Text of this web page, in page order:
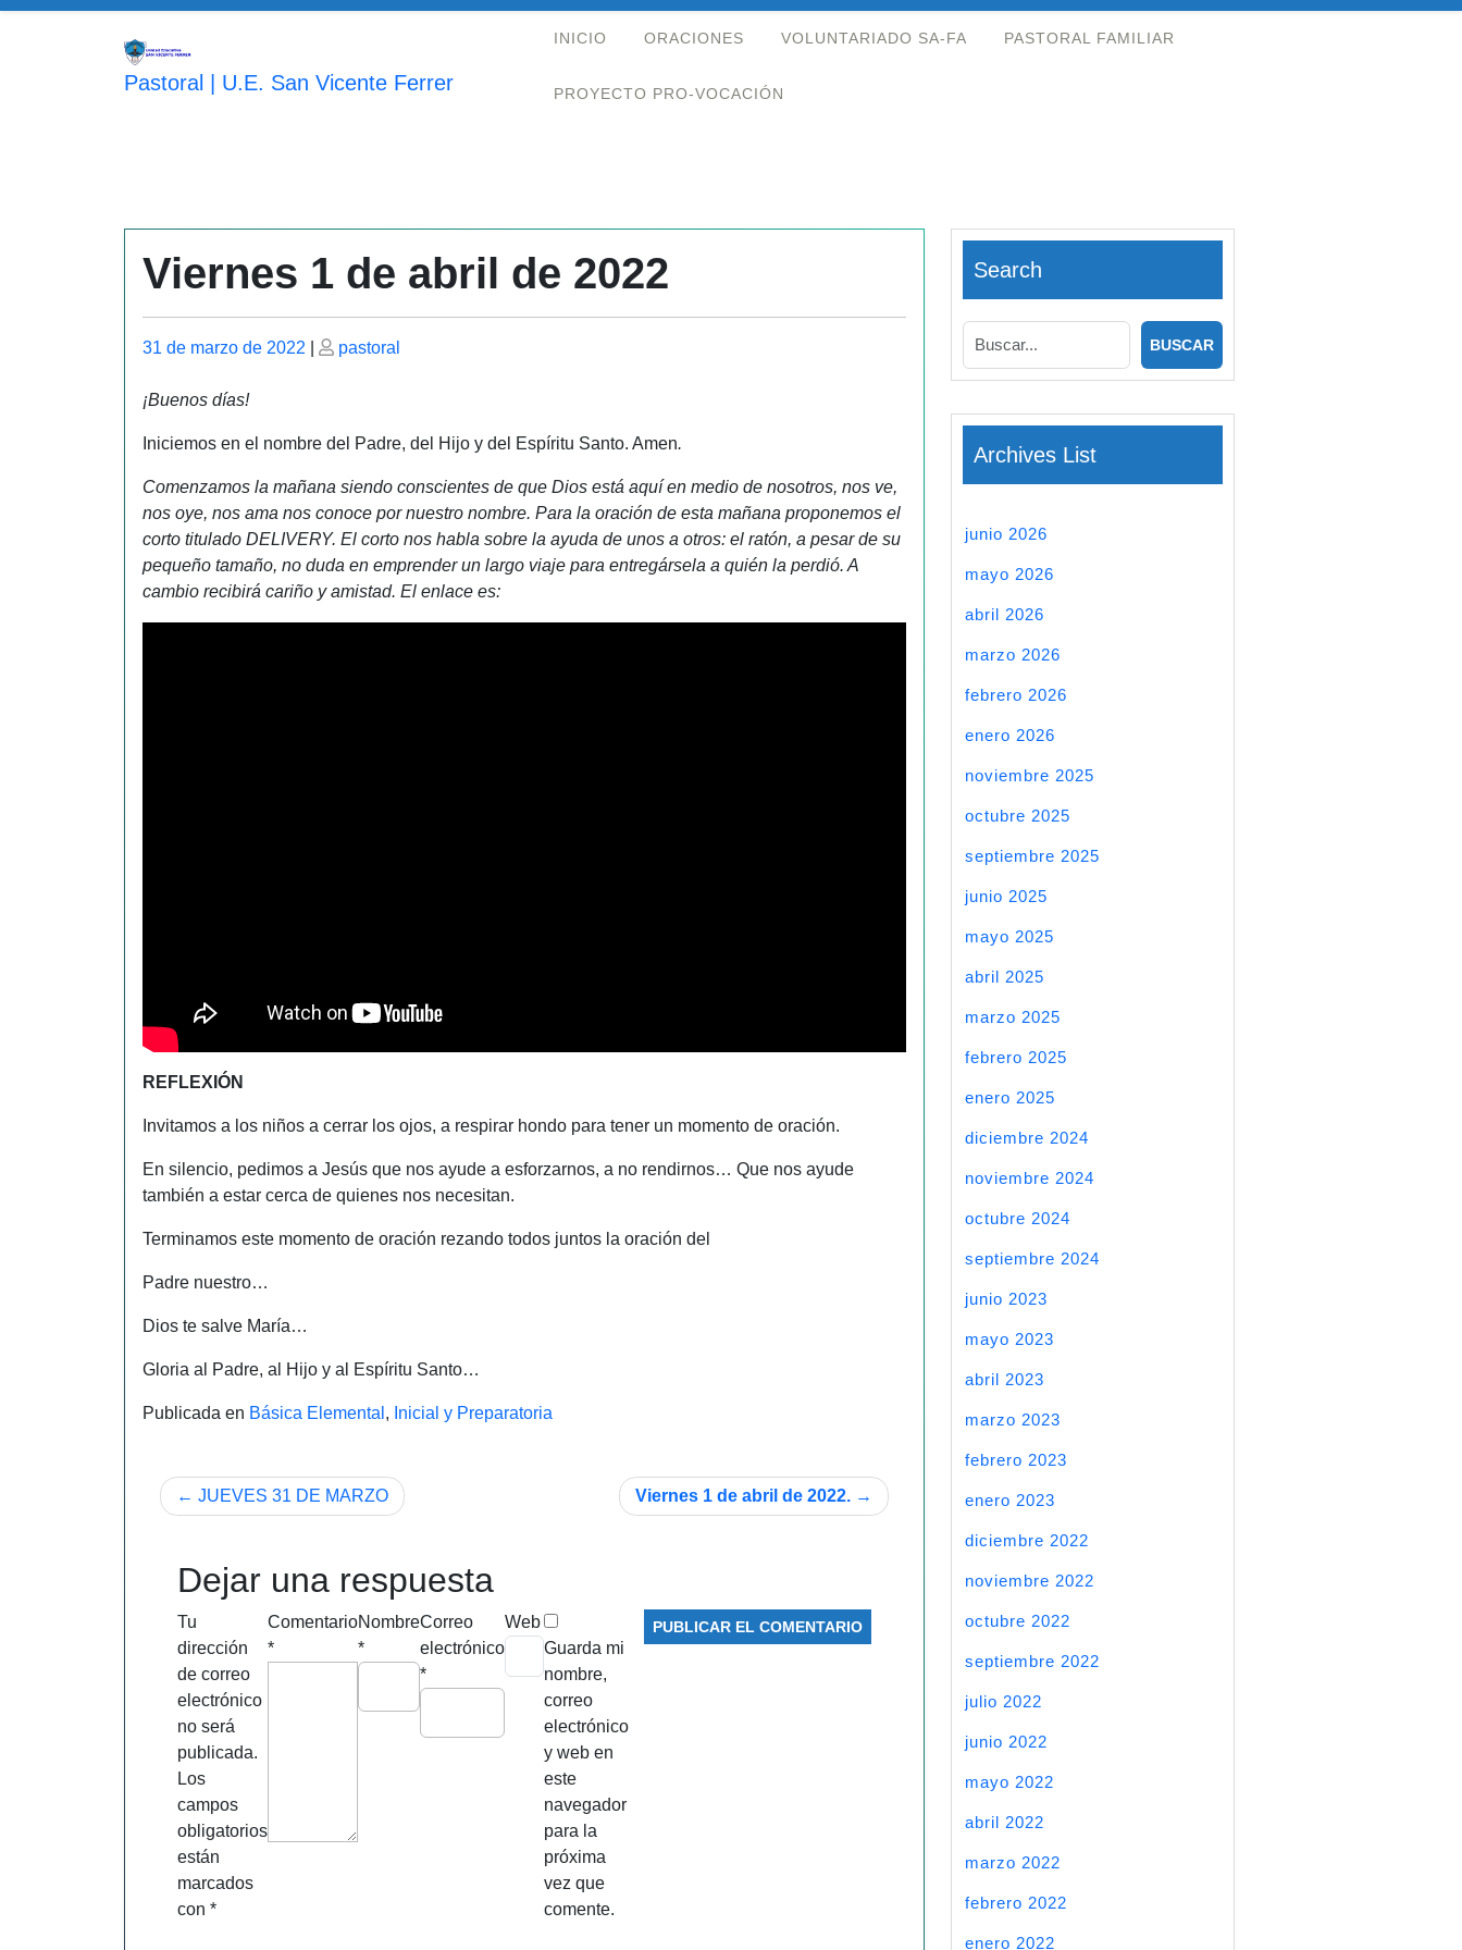
Saltar
Pastoral | U.E. San Vicente Ferrer
INICIO ORACIONES VOLUNTARIADO SA-FA PASTORAL FAMILIAR
PROYECTO PRO-VOCACIÓN
Viernes 1 de abril de 2022
Publicado
31 de marzo de 2022
Publicado
pastoral
¡Buenos días!
Iniciemos en el nombre del Padre, del Hijo y del Espíritu Santo. Amen.
Comenzamos la mañana siendo conscientes de que Dios está aquí en medio de nosotros, nos ve,
nos oye, nos ama nos conoce por nuestro nombre. Para la oración de esta mañana proponemos el
corto titulado DELIVERY. El corto nos habla sobre la ayuda de unos a otros: el ratón, a pesar de su
pequeño tamaño, no duda en emprender un largo viaje para entregársela a quién la perdió. A
cambio recibirá cariño y amistad. El enlace es:
REFLEXIÓN
Invitamos a los niños a cerrar los ojos, a respirar hondo para tener un momento de oración.
En silencio, pedimos a Jesús que nos ayude a esforzarnos, a no rendirnos… Que nos ayude
también a estar cerca de quienes nos necesitan.
Terminamos este momento de oración rezando todos juntos la oración del
Padre nuestro…
Dios te salve María…
Gloria al Padre, al Hijo y al Espíritu Santo…
Publicada en Básica Elemental , Inicial y Preparatoria
Navegación
entradas
JUEVES 31 DE MARZO Viernes 1 de abril de 2022.
Dejar una respuesta
Tu
dirección
de correo
electrónico
no será
publicada.
Los
campos
obligatorios
están
marcados
con *
Comentario
*
Nombre
*
Correo
electrónico
*
Web
Guarda mi
nombre,
correo
electrónico
y web en
este
navegador
para la
próxima
vez que
comente.
Search
Archives List
junio 2026
mayo 2026
abril 2026
marzo 2026
febrero 2026
enero 2026
noviembre 2025
octubre 2025
septiembre 2025
junio 2025
mayo 2025
abril 2025
marzo 2025
febrero 2025
enero 2025
diciembre 2024
noviembre 2024
octubre 2024
septiembre 2024
junio 2023
mayo 2023
abril 2023
marzo 2023
febrero 2023
enero 2023
diciembre 2022
noviembre 2022
octubre 2022
septiembre 2022
julio 2022
junio 2022
mayo 2022
abril 2022
marzo 2022
febrero 2022
enero 2022